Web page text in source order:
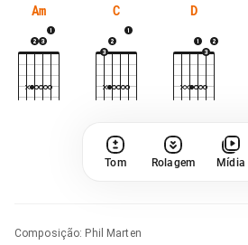
Am C D
Tom Rolagem Mídia
Composição: Phil Marten